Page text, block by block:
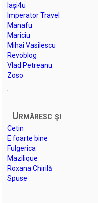
Iași4u
Imperator Travel
Manafu
Mariciu
Mihai Vasilescu
Revoblog
Vlad Petreanu
Zoso
Urmăresc şi
Cetin
E foarte bine
Fulgerica
Mazilique
Roxana Chirilă
Spuse